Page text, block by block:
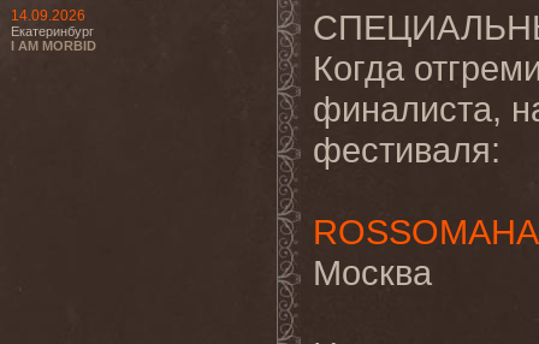
14.09.2026
Екатеринбург
I AM MORBID
Когда
финалиста,
фестиваля:
Москва